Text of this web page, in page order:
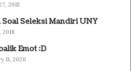
2015
Soal Seleksi Mandiri UNY
2018
Emot :D
11, 2020